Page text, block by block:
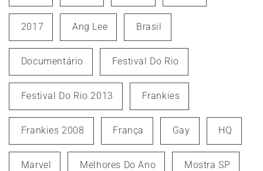
2017 Ang Lee Brasil
Documentário Festival Do Rio
Festival Do Rio 2013 Frankies
Frankies 2008 França Gay HQ
Marvel Melhores Do Ano Mostra SP